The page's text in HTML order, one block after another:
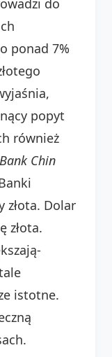
ponad 7%
popyt
również
Chin
złota. Dolar
złota.
istotne.